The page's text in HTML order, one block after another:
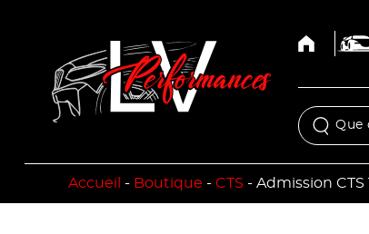
Accueil - Boutique - CTS - Admission CTS